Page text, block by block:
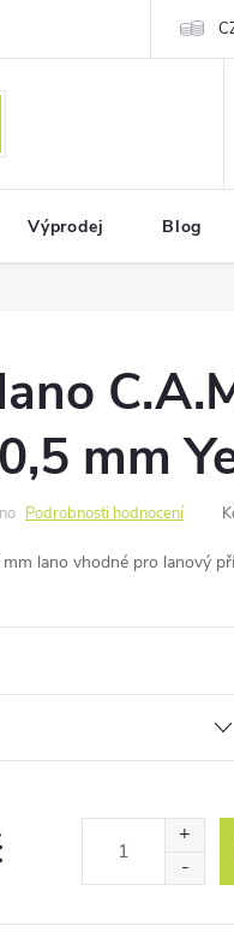
Výprodej Blog
mm
Podrobnosti hodnocení
lano vhodné pro lanový